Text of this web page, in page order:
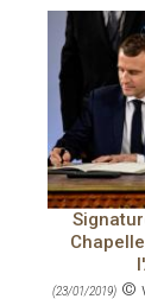
(23/01/2019)©